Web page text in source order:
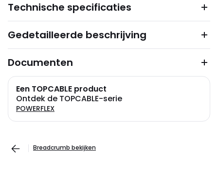
Technische specificaties
Gedetailleerde beschrijving
Documenten
Een TOPCABLE product
Ontdek de TOPCABLE-serie
POWERFLEX
Breadcrumb bekijken